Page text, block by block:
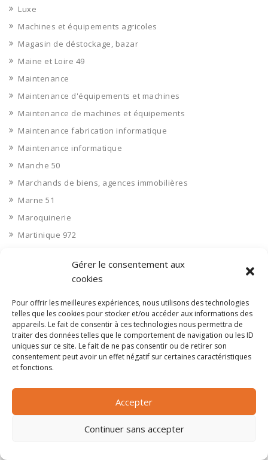
Gérer le consentement aux
cookies
Pour offrir les meilleures expériences, nous utilisons des technologies
telles que les cookies pour stocker et/ou accéder aux informations des
appareils. Le fait de consentir à ces technologies nous permettra de
traiter des données telles que le comportement de navigation ou les ID
uniques sur ce site. Le fait de ne pas consentir ou de retirer son
consentement peut avoir un effet négatif sur certaines caractéristiques
et fonctions.
Accepter
Continuer sans accepter
Luxe
Machines et équipements agricoles
Magasin de déstockage, bazar
Maine et Loire 49
Maintenance
Maintenance d'équipements et machines
Maintenance de machines et équipements
Maintenance fabrication informatique
Maintenance informatique
Manche 50
Marchands de biens, agences immobilières
Marne 51
Maroquinerie
Martinique 972
Matériaux de construction
Matériel électrique
Matériel incendie
Mayenne 53
Mayotte 976
Médias
Médias (TV, Radio)